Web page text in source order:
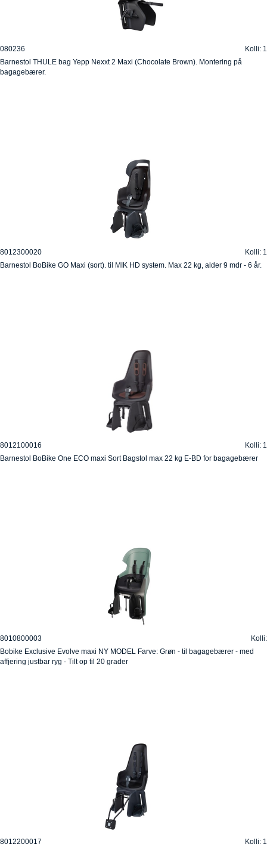
080236
Kolli: 1
Barnestol THULE bag Yepp Nexxt 2 Maxi (Chocolate Brown). Montering på
bagagebærer.
8012300020
Kolli: 1
Barnestol BoBike GO Maxi (sort). til MIK HD system. Max 22 kg, alder 9 mdr - 6 år.
8012100016
Kolli: 1
Barnestol BoBike One ECO maxi Sort Bagstol max 22 kg E-BD for bagagebærer
8010800003
Kolli:
Bobike Exclusive Evolve maxi NY MODEL Farve: Grøn - til bagagebærer - med
affjering justbar ryg - Tilt op til 20 grader
8012200017
Kolli: 1